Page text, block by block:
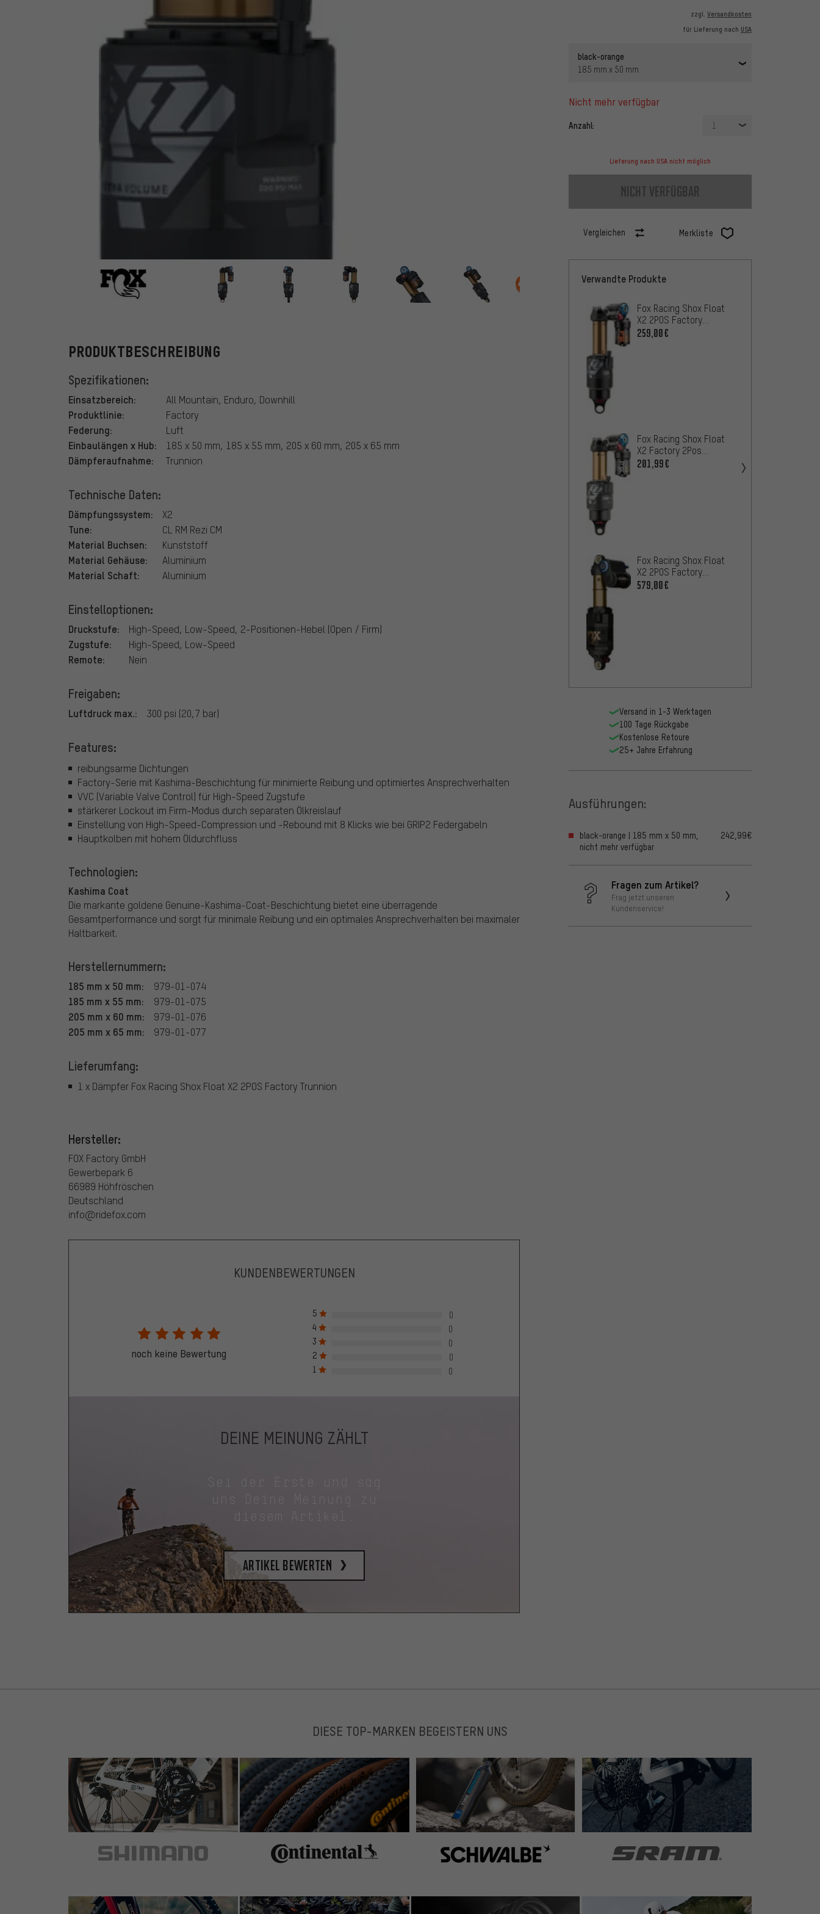
zzgl. Versandkosten
für Lieferung nach USA
black-orange
185 mm x 50 mm
nicht mehr verfügbar
Anzahl: 1
Lieferung nach USA nicht möglich
nicht verfügbar
Vergleichen Merkliste
Fox Racing Shox
PRODUKTBESCHREIBUNG
Spezifikationen:
Einsatzbereich: All Mountain, Enduro, Downhill
Produktlinie: Factory
Federung: Luft
Einbaulängen x Hub: 185 x 50 mm, 185 x 55 mm, 205 x 60 mm, 205 x 65 mm
Dämpferaufnahme: Trunnion
Technische Daten:
Dämpfungssystem: X2
Tune: CL RM Rezi CM
Material Buchsen: Kunststoff
Material Gehäuse: Aluminium
Material Schaft: Aluminium
Einstelloptionen:
Druckstufe: High-Speed, Low-Speed, 2-Positionen-Hebel (Open / Firm)
Zugstufe: High-Speed, Low-Speed
Remote: Nein
Freigaben:
Luftdruck max.: 300 psi (20,7 bar)
Features:
reibungsarme Dichtungen
Factory-Serie mit Kashima-Beschichtung für minimierte Reibung und optimiertes Ansprechverhalten
VVC (Variable Valve Control) für High-Speed Zugstufe
stärkerer Lockout im Firm-Modus durch separaten Ölkreislauf
Einstellung von High-Speed-Compression und -Rebound mit 8 Klicks wie bei GRIP2 Federgabeln
Hauptkolben mit hohem Öldurchfluss
Technologien:
Kashima Coat
Die markante goldene Genuine-Kashima-Coat-Beschichtung bietet eine überragende
Gesamtperformance und sorgt für minimale Reibung und ein optimales Ansprechverhalten bei maximaler
Haltbarkeit.
Herstellernummern:
185 mm x 50 mm: 979-01-074
185 mm x 55 mm: 979-01-075
205 mm x 60 mm: 979-01-076
205 mm x 65 mm: 979-01-077
Lieferumfang:
1 x Dämpfer Fox Racing Shox Float X2 2POS Factory Trunnion
Hersteller:
FOX Factory GmbH
Gewerbepark 6
66989 Höhfröschen
Deutschland
info@ridefox.com
Verwandte Produkte
Fox Racing Shox Float
X2 2POS Factory
Dämpfer für RAAW
259,00€
Fox Racing Shox Float
X2 Factory 2Pos
185x55mm Dämpfer
201,99€
Fox Racing Shox Float
X2 2POS Factory
Dämpfer
579,00€
Versand in 1-3 Werktagen
100 Tage Rückgabe
Kostenlose Retoure
25+ Jahre Erfahrung
Ausführungen:
black-orange | 185 mm x 50 mm,
nicht mehr verfügbar
242,99€
Fragen zum Artikel?
Frag jetzt unseren
Kundenservice!
KUNDENBEWERTUNGEN
noch keine Bewertung
5
0
4
0
3
0
2
0
1
0
DEINE MEINUNG ZÄHLT
uns Deine Meinung zu
diesem Artikel.
Artikel bewerten
DIESE TOP-MARKEN BEGEISTERN UNS